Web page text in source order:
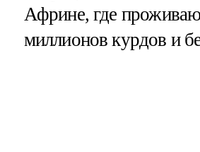
Африне, где
миллионов курдов и